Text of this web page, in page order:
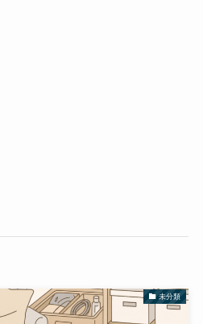
未分類